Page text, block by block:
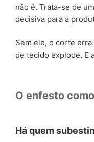
não é. Trata-se de
decisiva para a
Sem ele, o corte
de tecido explode. E
O enfesto
Há quem